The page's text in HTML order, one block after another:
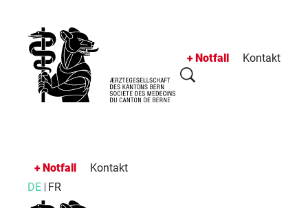
Notfall Kontakt
Notfall
Kontakt
DE FR